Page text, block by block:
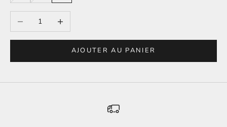
Diminuer la quantitéAugmenter la quantité
AJOUTER AU PANIER